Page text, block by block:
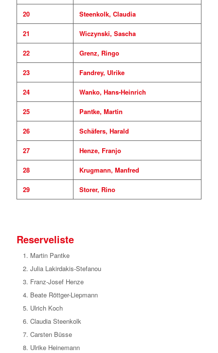
20 Steenkolk, Claudia
21 Wiczynski, Sascha
22 Grenz, Ringo
23 Fandrey, Ulrike
24 Wanko, Hans-Heinrich
25 Pantke, Martin
26 Schäfers, Harald
27 Henze, Franjo
28 Krugmann, Manfred
29 Storer, Rino
Reserveliste
Martin Pantke
Julia Lakirdakis-Stefanou
Franz-Josef Henze
Beate Röttger-Liepmann
Ulrich Koch
Claudia Steenkolk
Carsten Büsse
Ulrike Heinemann